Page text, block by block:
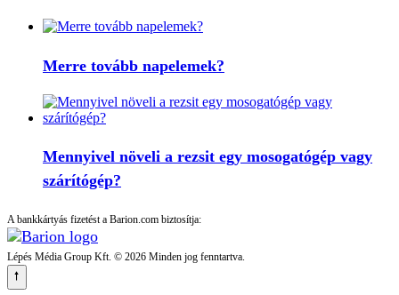
Merre tovább napelemek?
Mennyivel növeli a rezsit egy mosogatógép vagy
szárítógép?
A bankkártyás fizetést a Barion.com biztosítja:
Lépés Média Group Kft. © 2026 Minden jog fenntartva.
🠕